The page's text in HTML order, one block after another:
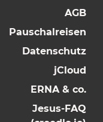
AGB
Pauschalreisen
Datenschutz
jCloud
ERNA & co.
Jesus-FAQ